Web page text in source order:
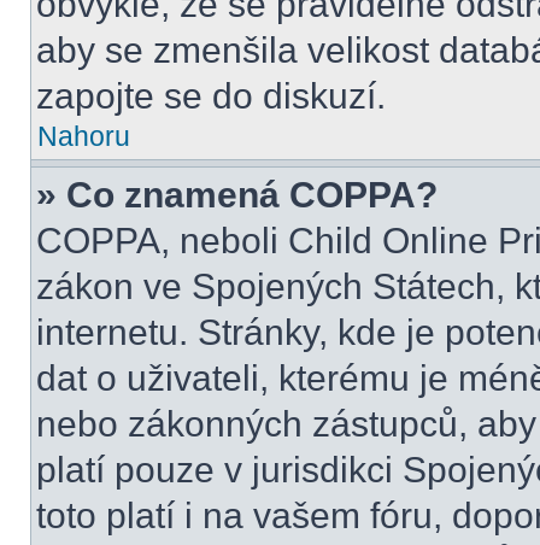
aby se zmenšila velikost
zapojte se do diskuzí.
Nahoru
» Co znamená COPPA?
COPPA, neboli Child Online
zákon ve Spojených Státech,
internetu. Stránky, kde je
dat o uživateli, kterému je
nebo zákonných zástupců,
platí pouze v jurisdikci
toto platí i na vašem fóru,